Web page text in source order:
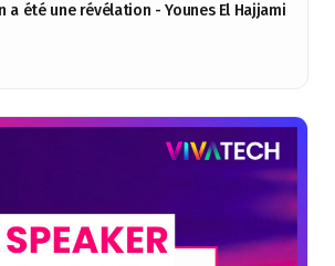
a été une révélation - Younes El Hajjami